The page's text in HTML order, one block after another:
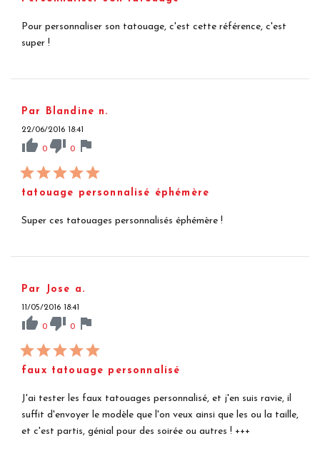
Pour personnaliser son tatouage, c'est cette référence, c'est
super !
Par Blandine n.
22/06/2016 18:41
thumb_up 0 thumb_down 0 flag
tatouage personnalisé éphémère
Super ces tatouages personnalisés éphémère !
Par Jose a.
11/05/2016 18:41
thumb_up 0 thumb_down 0 flag
faux tatouage personnalisé
J'ai tester les faux tatouages personnalisé, et j'en suis ravie, il
suffit d'envoyer le modèle que l'on veux ainsi que les ou la taille,
et c'est partis, génial pour des soirée ou autres ! +++